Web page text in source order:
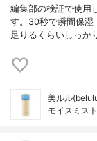
編集部の検証で使用
す。30秒で瞬間保湿
足りるくらいしっか
美ルル
モイスミス